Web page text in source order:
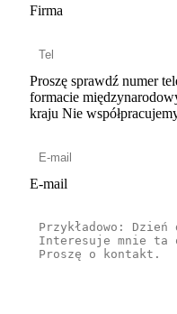
Firma
Proszę sprawdź numer
formacie
kraju Nie
E-mail